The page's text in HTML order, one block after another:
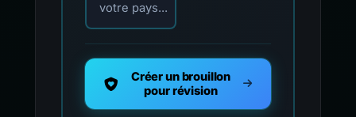
votre pays...
Créer un brouillon
pour révision